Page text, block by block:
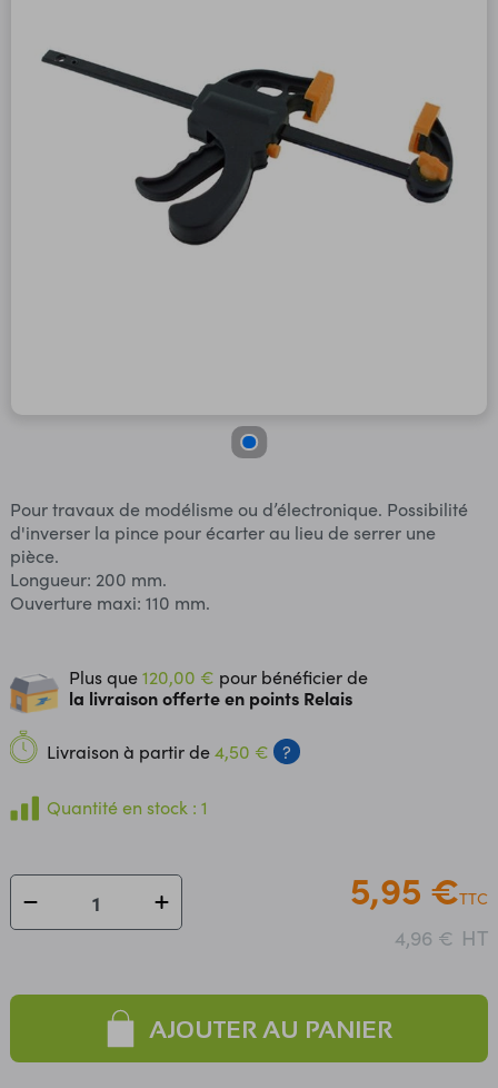
Pour travaux de modélisme ou d’électronique. Possibilité
d'inverser la pince pour écarter au lieu de serrer une
pièce.
Longueur: 200 mm.
Ouverture maxi: 110 mm.
Plus que120,00 € pour bénéficier de
la livraison offerte en points Relais
Livraison à partir de4,50 € ?
Quantité en stock : 1
5,95 €TTC
4,96 € HT
AJOUTER AU PANIER